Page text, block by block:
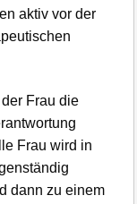
aktiv vor der
Frau die
Frau wird in
dann zu einem